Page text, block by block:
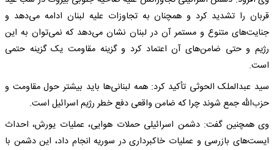
قربان را تشدید کرد و همچنان به تجاوزات علیه لبنان ادامه می‌دهد و
جنایت‌های متنوع و مستمر آن در لبنان نشان می‌دهد که نمی‌توان به این
رژیم و حتی ضامن‌های آن اعتماد کرد و گزینه مقاومت یک گزینه حتمی
است.
سید عبدالملک الحوثی تأکید کرد: همه لبنانی‌ها باید بیشتر حول مقاومت و
حزب‌الله جمع شوند چرا که ضامن واقعی دفع خطر رژیم اسرائیل است.
وی همچنین گفت: دشمن اسرائیلی حملات هوایی، عملیات یورش، احداث
ایست‌های بازرسی و عملیات خاکبرداری در سوریه انجام داد، این دشمن با